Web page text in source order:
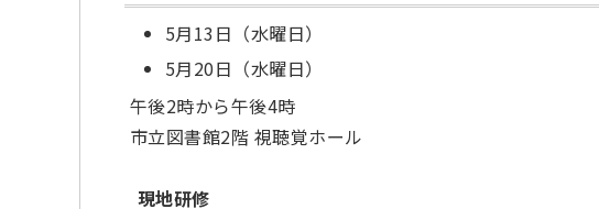
5月13日（水曜日）
5月20日（水曜日）
午後2時から午後4時
市立図書館2階 視聴覚ホール
現地研修